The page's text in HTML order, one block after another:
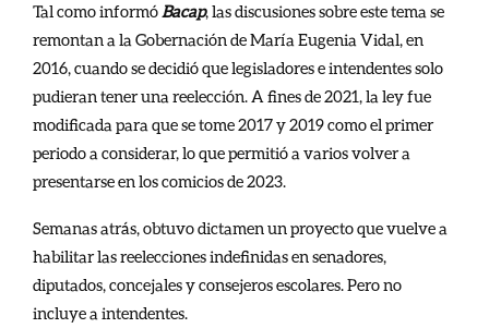
Tal como informó Bacap, las discusiones sobre este tema se
remontan a la Gobernación de María Eugenia Vidal, en
2016, cuando se decidió que legisladores e intendentes solo
pudieran tener una reelección. A fines de 2021, la ley fue
modificada para que se tome 2017 y 2019 como el primer
periodo a considerar, lo que permitió a varios volver a
presentarse en los comicios de 2023.
Semanas atrás, obtuvo dictamen un proyecto que vuelve a
habilitar las reelecciones indefinidas en senadores,
diputados, concejales y consejeros escolares. Pero no
incluye a intendentes.